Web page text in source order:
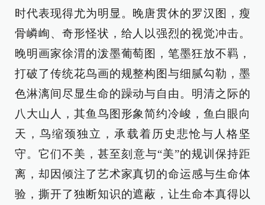
时代表现得尤为明显。晚唐贯休的罗汉图，瘦
骨嶙峋、奇形怪状，给人以强烈的视觉冲击。
晚明画家徐渭的泼墨葡萄图，笔墨狂放不羁，
打破了传统花鸟画的规整构图与细腻勾勒，墨
色淋漓间尽显生命的躁动与自由。明清之际的
八大山人，其鱼鸟图形象简约冷峻，鱼白眼向
天，鸟缩颈独立，承载着历史悲怆与人格坚
守。它们不美，甚至刻意与“美”的规训保持距
离，却因倾注了艺术家真切的命运感与生命体
验，撕开了独断知识的遮蔽，让生命本真得以